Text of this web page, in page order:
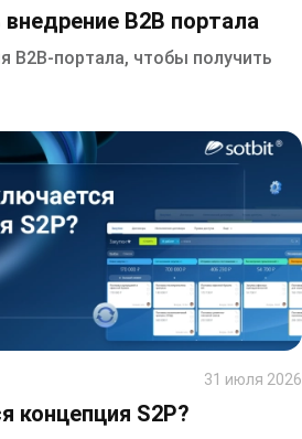
B2B портала
B2B-портала, чтобы получить
31 июля 2026
концепция S2P?